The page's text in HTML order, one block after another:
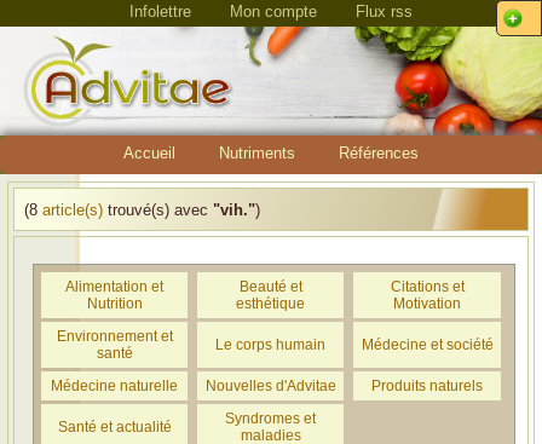
Infolettre Mon compte Flux rss
Accueil Nutriments Références
(8 article(s) trouvé(s) avec "vih.")
Alimentation et
Nutrition
Beauté et
esthétique
Citations et
Motivation
Environnement et
santé
Le corps humain Médecine et société
Médecine naturelle Nouvelles d'Advitae Produits naturels
Santé et actualité
Syndromes et
maladies